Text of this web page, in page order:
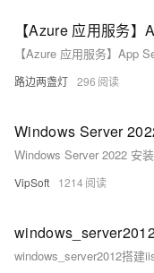
路边两盏灯 296
VipSoft 1214
windows_server2012搭建